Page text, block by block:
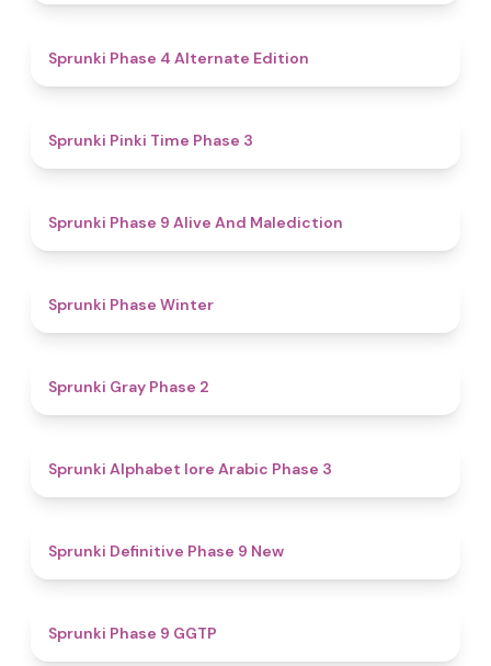
Sprunki Phase 4 Alternate Edition
Sprunki Pinki Time Phase 3
Sprunki Phase 9 Alive And Malediction
Sprunki Phase Winter
Sprunki Gray Phase 2
Sprunki Alphabet lore Arabic Phase 3
Sprunki Definitive Phase 9 New
Sprunki Phase 9 GGTP